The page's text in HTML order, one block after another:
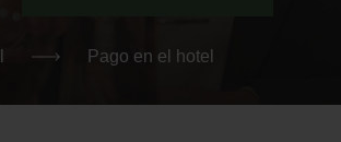
Pago en el hotel